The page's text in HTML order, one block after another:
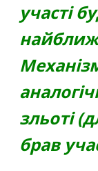
участі
зльоті
брав